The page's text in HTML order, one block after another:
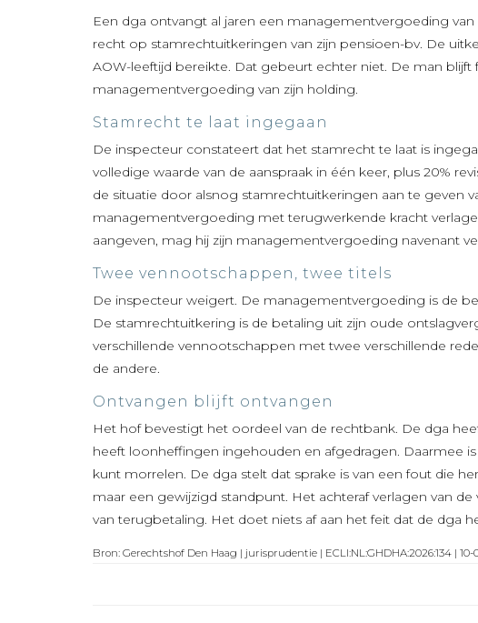
Een dga ontvangt al jaren een managementvergoeding
recht op stamrechtuitkeringen van zijn pensioen-bv. De
AOW-leeftijd bereikte. Dat gebeurt echter niet. De man
managementvergoeding van zijn holding.
Stamrecht te laat ingegaan
De inspecteur constateert dat het stamrecht te laat is
volledige waarde van de aanspraak in één keer, plus 20%
de situatie door alsnog stamrechtuitkeringen aan te geven
managementvergoeding met terugwerkende kracht
aangeven, mag hij zijn managementvergoeding navenant
Twee vennootschappen, twee titels
De inspecteur weigert. De managementvergoeding is de
De stamrechtuitkering is de betaling uit zijn oude
verschillende vennootschappen met twee verschillende
de andere.
Ontvangen blijft ontvangen
Het hof bevestigt het oordeel van de rechtbank. De dga
heeft loonheffingen ingehouden en afgedragen. Daarmee
kunt morrelen. De dga stelt dat sprake is van een fout die
maar een gewijzigd standpunt. Het achteraf verlagen van
van terugbetaling. Het doet niets af aan het feit dat de dga
Bron: Gerechtshof Den Haag | jurisprudentie | ECLI:NL:GHDHA:2026:134 | 10-